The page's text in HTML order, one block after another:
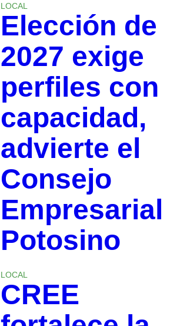
LOCAL
Elección de
2027 exige
perfiles con
capacidad,
advierte el
Consejo
Empresarial
Potosino
LOCAL
CREE